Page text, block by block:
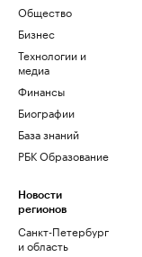
Общество
Бизнес
Технологии и
медиа
Финансы
Биографии
База знаний
РБК Образование
Новости
регионов
Санкт-Петербург
и область